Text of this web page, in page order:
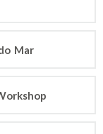
Mar